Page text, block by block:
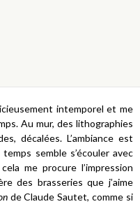
intemporel et me
Au mur, des lithographies
décalées. L’ambiance est
semble s’écouler avec
me procure l’impression
des brasseries que j’aime
de Claude Sautet, comme si